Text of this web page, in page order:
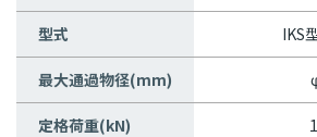
型式 IKS
最大通過物径(mm)
定格荷重(kN)